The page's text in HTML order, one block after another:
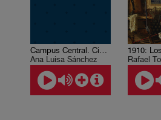
Campus Central. Ciudad Universitaria
Ana Luisa Sánchez